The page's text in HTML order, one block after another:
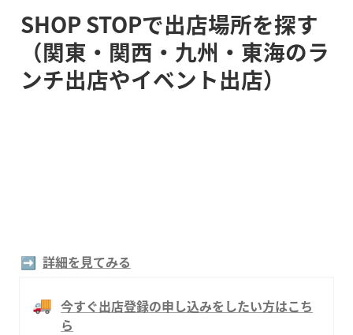
SHOP STOPで出店場所を探す
（関東・関西・九州・東海のラ
ンチ出店やイベント出店）
➡️ 詳細を見てみる
🚚 今すぐ出店登録の申し込みをしたい方はこち
ら